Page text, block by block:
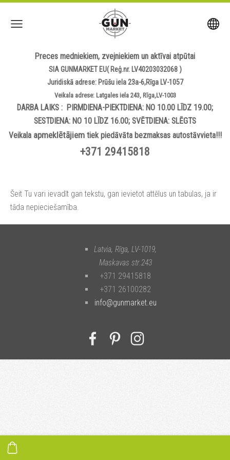
Preces medniekiem, zvejniekiem un aktīvai atpūtai
SIA GUNMARKET EU( Reģ.nr. LV40203032068 )
Juridiskā adrese: Prūšu iela 23a-6,Rīga LV-1057
Veikala adrese: Latgales iela 243, Rīga,LV-1003
DARBA LAIKS : PIRMDIENA-PIEKTDIENA: NO 10.00 LĪDZ 19.00;
SESTDIENA: NO 10 LĪDZ 16.00; SVĒTDIENA: SLĒGTS
Veikala apmeklētājiemtiek piedāvāta bezmaksas autostāvvieta!!!
+371 29415818
Šeit Tu vari ievadīt gan tekstu, gan ievietot attēlus un tabulas, ja ir
tāda nepieciešamība.
Latvia, Rīga, LV-1019,
Maskavas str.243
+371 29415818
+371 26100282
info@gunmarket.eu